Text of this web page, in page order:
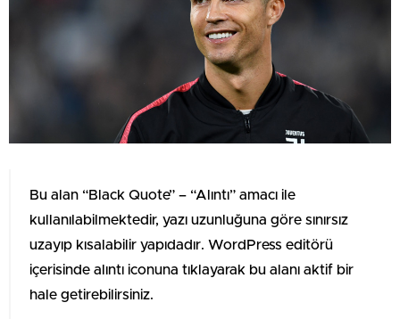
Bu alan “Black Quote” – “Alıntı” amacı ile
kullanılabilmektedir, yazı uzunluğuna göre sınırsız
uzayıp kısalabilir yapıdadır. WordPress editörü
içerisinde alıntı iconuna tıklayarak bu alanı aktif bir
hale getirebilirsiniz.